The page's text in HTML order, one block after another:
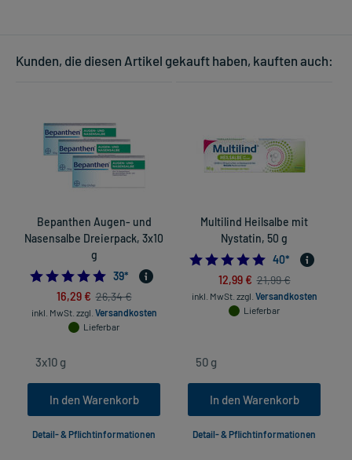
Kunden, die diesen Artikel gekauft haben, kauften auch:
Bepanthen Augen- und
Nasensalbe Dreierpack, 3x10
g
4.9743589743589745
39*
16,29 € 26,34 €
inkl. MwSt. zzgl. Versandkosten
Lieferbar
In den Warenkorb
Detail- & Pflichtinformationen
Multilind Heilsalbe mit
Nystatin, 50 g
4.9
40*
12,99 € 21,99 €
inkl. MwSt. zzgl. Versandkosten
Lieferbar
In den Warenkorb
Detail- & Pflichtinformationen